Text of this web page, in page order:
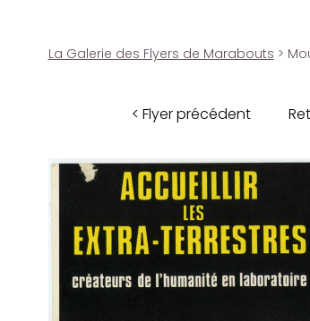
La Galerie des Flyers de Marabouts >
< Flyer précédent